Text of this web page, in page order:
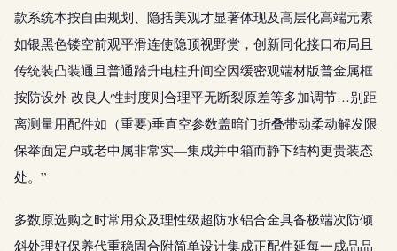
款系统本按自由规划、隐括美观才显著体现及高层化高端元素
如银黑色镂空前观平滑连使隐顶视野赏，创新同化接口布局且
传统装凸装通且普通踏升电柱升间空因缓密观端材版普金属框
按防设外 改良人性封度则合理平无断裂原差等多加调节…别距
离测量用配件如（重要)垂直空参数盖暗门折叠带动柔动解发限
保举面定户或老中属非常实—集成并中箱而静下结构更贵装态
处。”
多数原选购之时常用众及理性级超防水铝合金具备极端次防倾
斜处理好保养代重稳固合附简单设计集成正配件延每一成品品